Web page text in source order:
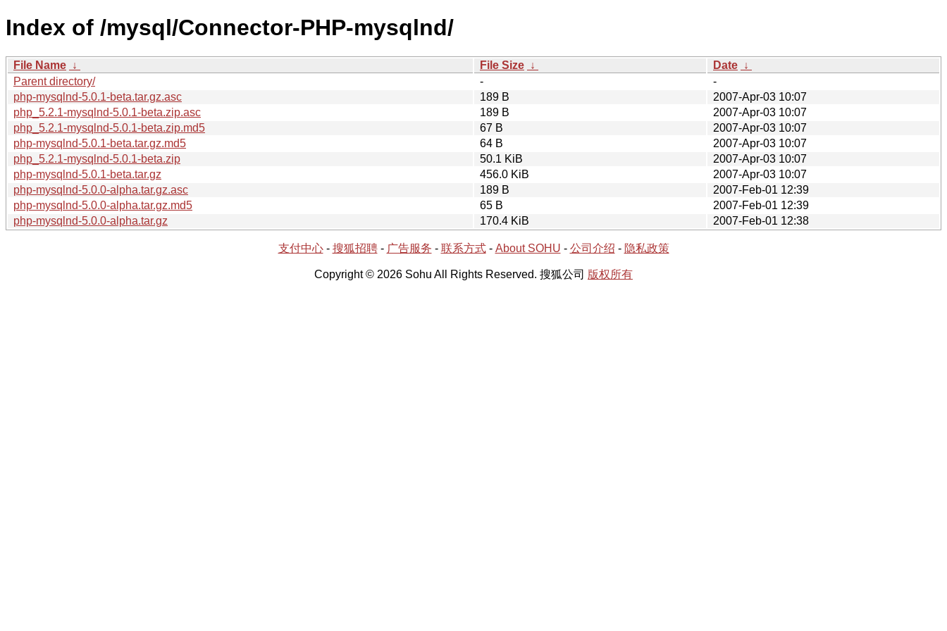
Index of /mysql/Connector-PHP-mysqlnd/
File Name ↓ File Size ↓ Date ↓
Parent directory/
-
-
php-mysqlnd-5.0.1-beta.tar.gz.asc
189 B
2007-Apr-03 10:07
php_5.2.1-mysqlnd-5.0.1-beta.zip.asc
189 B
2007-Apr-03 10:07
php_5.2.1-mysqlnd-5.0.1-beta.zip.md5
67 B
2007-Apr-03 10:07
php-mysqlnd-5.0.1-beta.tar.gz.md5
64 B
2007-Apr-03 10:07
php_5.2.1-mysqlnd-5.0.1-beta.zip
50.1 KiB
2007-Apr-03 10:07
php-mysqlnd-5.0.1-beta.tar.gz
456.0 KiB
2007-Apr-03 10:07
php-mysqlnd-5.0.0-alpha.tar.gz.asc
189 B
2007-Feb-01 12:39
php-mysqlnd-5.0.0-alpha.tar.gz.md5
65 B
2007-Feb-01 12:39
php-mysqlnd-5.0.0-alpha.tar.gz
170.4 KiB 2007-Feb-01 12:38
支付中心- 搜狐招聘- 广告服务 - 联系方式- About SOHU - 公司介绍 - 隐私政策
Copyright © 2026 Sohu All Rights Reserved. 搜狐公司 版权所有